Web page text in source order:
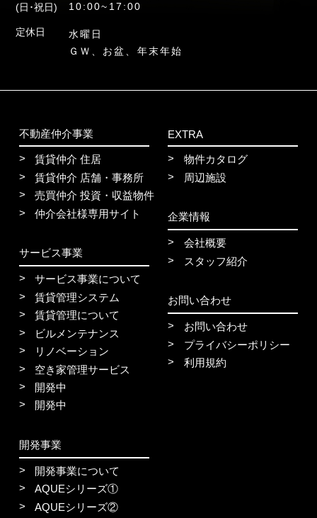
(日･祝日)
10:00~17:00
定休日
水曜日
ＧＷ、お盆、年末年始
不動産仲介事業
賃貸仲介 住居
賃貸仲介 店舗・事務所
売買仲介 投資・収益物件
仲介会社様専用サイト
サービス事業
サービス事業について
賃貸管理システム
賃貸管理について
ビルメンテナンス
リノベーション
空き家管理サービス
開発中
開発中
開発事業
開発事業について
AQUEシリーズ①
AQUEシリーズ②
EXTRA
物件カタログ
周辺施設
企業情報
会社概要
スタッフ紹介
お問い合わせ
お問い合わせ
プライバシーポリシー
利用規約